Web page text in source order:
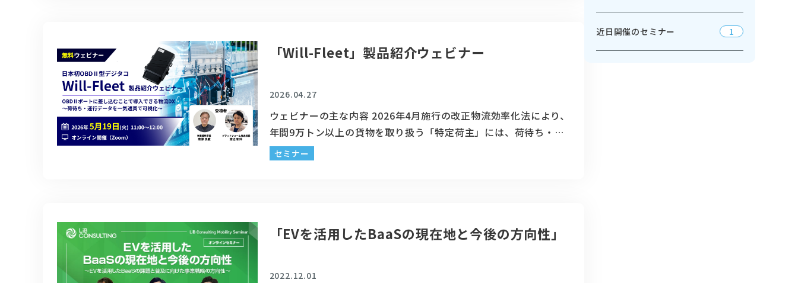
「Will-Fleet」製品紹介ウェビナー
2026.04.27
ウェビナーの主な内容 2026年4月施行の改正物流効率化法により、
年間9万トン以上の貨物を取り扱う「特定荷主」には、荷待ち・荷
役・運行に関するデータの把握と定期報告が義務付けられました。
Will Smartは、車両のOBDⅡポートに差し込むことで導入できる
セミナー
「EVを活用したBaaSの現在地と今後の方向性」
2022.12.01
近日開催のセミナー 1